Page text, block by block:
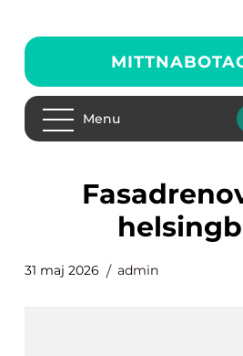
Menu
fasadrenovering
31 maj 2026 admin